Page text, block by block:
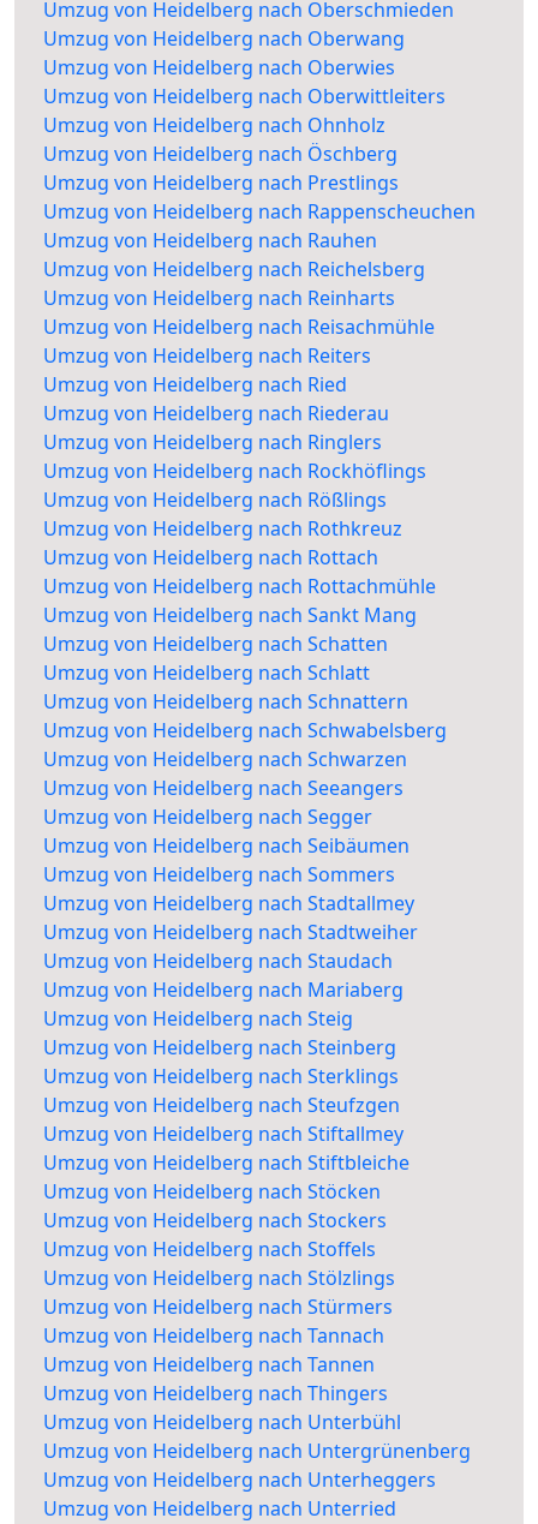
Umzug von Heidelberg nach Oberschmieden
Umzug von Heidelberg nach Oberwang
Umzug von Heidelberg nach Oberwies
Umzug von Heidelberg nach Oberwittleiters
Umzug von Heidelberg nach Ohnholz
Umzug von Heidelberg nach Öschberg
Umzug von Heidelberg nach Prestlings
Umzug von Heidelberg nach Rappenscheuchen
Umzug von Heidelberg nach Rauhen
Umzug von Heidelberg nach Reichelsberg
Umzug von Heidelberg nach Reinharts
Umzug von Heidelberg nach Reisachmühle
Umzug von Heidelberg nach Reiters
Umzug von Heidelberg nach Ried
Umzug von Heidelberg nach Riederau
Umzug von Heidelberg nach Ringlers
Umzug von Heidelberg nach Rockhöflings
Umzug von Heidelberg nach Rößlings
Umzug von Heidelberg nach Rothkreuz
Umzug von Heidelberg nach Rottach
Umzug von Heidelberg nach Rottachmühle
Umzug von Heidelberg nach Sankt Mang
Umzug von Heidelberg nach Schatten
Umzug von Heidelberg nach Schlatt
Umzug von Heidelberg nach Schnattern
Umzug von Heidelberg nach Schwabelsberg
Umzug von Heidelberg nach Schwarzen
Umzug von Heidelberg nach Seeangers
Umzug von Heidelberg nach Segger
Umzug von Heidelberg nach Seibäumen
Umzug von Heidelberg nach Sommers
Umzug von Heidelberg nach Stadtallmey
Umzug von Heidelberg nach Stadtweiher
Umzug von Heidelberg nach Staudach
Umzug von Heidelberg nach Mariaberg
Umzug von Heidelberg nach Steig
Umzug von Heidelberg nach Steinberg
Umzug von Heidelberg nach Sterklings
Umzug von Heidelberg nach Steufzgen
Umzug von Heidelberg nach Stiftallmey
Umzug von Heidelberg nach Stiftbleiche
Umzug von Heidelberg nach Stöcken
Umzug von Heidelberg nach Stockers
Umzug von Heidelberg nach Stoffels
Umzug von Heidelberg nach Stölzlings
Umzug von Heidelberg nach Stürmers
Umzug von Heidelberg nach Tannach
Umzug von Heidelberg nach Tannen
Umzug von Heidelberg nach Thingers
Umzug von Heidelberg nach Unterbühl
Umzug von Heidelberg nach Untergrünenberg
Umzug von Heidelberg nach Unterheggers
Umzug von Heidelberg nach Unterried